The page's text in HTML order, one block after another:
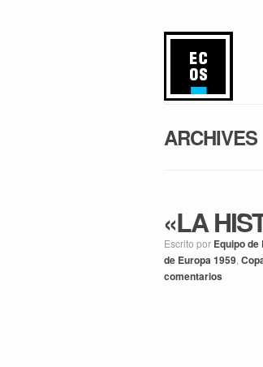
ARCHIVES
«LA
Escrito por Equipo de
de Europa 1959,
comentarios